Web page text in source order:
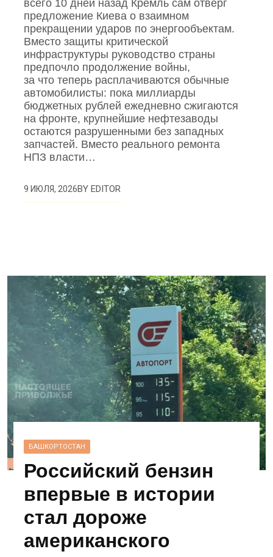
всего 10 дней назад Кремль сам отверг
предложение Киева о взаимном
прекращении ударов по энергообъектам.
Вместо защиты критической
инфраструктуры руководство страны
предпочло продолжение войны,
за что теперь расплачиваются обычные
автомобилисты: пока миллиарды
бюджетных рублей ежедневно сжигаются
на фронте, крупнейшие нефтезаводы
остаются разрушенными без западных
запчастей. Вместо реального ремонта
НПЗ власти…
9 ИЮЛЯ, 2026BYEDITOR
БАШКОРТОСТАН
Российский бензин
впервые в истории
стал дороже
американского